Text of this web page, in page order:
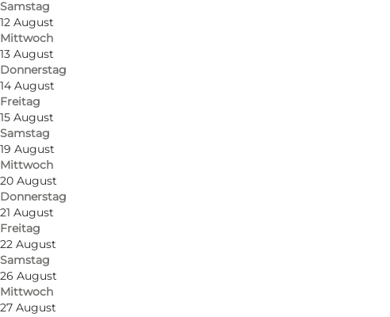
Samstag
12 August
Mittwoch
13 August
Donnerstag
14 August
Freitag
15 August
Samstag
19 August
Mittwoch
20 August
Donnerstag
21 August
Freitag
22 August
Samstag
26 August
Mittwoch
27 August